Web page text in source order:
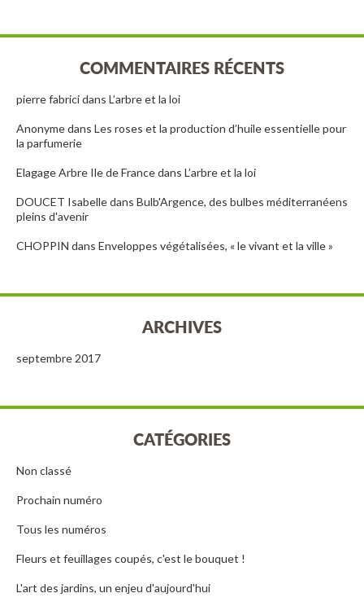
COMMENTAIRES RÉCENTS
pierre fabricidans L’arbre et la loi
Anonymedans Les roses et la production d’huile essentielle pour
la parfumerie
Elagage Arbre Ile de Francedans L’arbre et la loi
DOUCET Isabelledans Bulb'Argence, des bulbes méditerranéens
pleins d'avenir
CHOPPIN dans Enveloppes végétalisées, « le vivant et la ville »
ARCHIVES
septembre 2017
CATÉGORIES
Non classé
Prochain numéro
Tous les numéros
Fleurs et feuillages coupés, c'est le bouquet !
L'art des jardins, un enjeu d'aujourd'hui